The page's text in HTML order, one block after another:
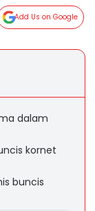
Add Us on Google
dalam
kornet
buncis